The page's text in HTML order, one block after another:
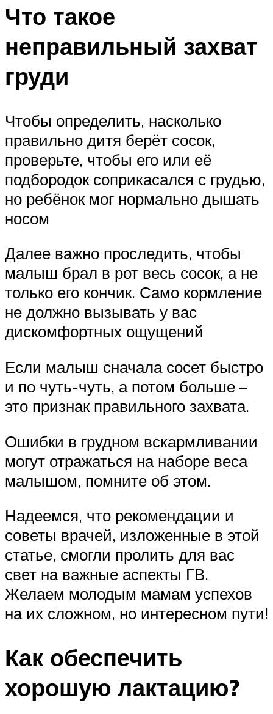
Что такое
неправильный захват
груди
Чтобы определить, насколько
правильно дитя берёт сосок,
проверьте, чтобы его или её
подбородок соприкасался с грудью,
но ребёнок мог нормально дышать
носом
Далее важно проследить, чтобы
малыш брал в рот весь сосок, а не
только его кончик. Само кормление
не должно вызывать у вас
дискомфортных ощущений
Если малыш сначала сосет быстро
и по чуть-чуть, а потом больше –
это признак правильного захвата.
Ошибки в грудном вскармливании
могут отражаться на наборе веса
малышом, помните об этом.
Надеемся, что рекомендации и
советы врачей, изложенные в этой
статье, смогли пролить для вас
свет на важные аспекты ГВ.
Желаем молодым мамам успехов
на их сложном, но интересном пути!
Как обеспечить
хорошую лактацию?